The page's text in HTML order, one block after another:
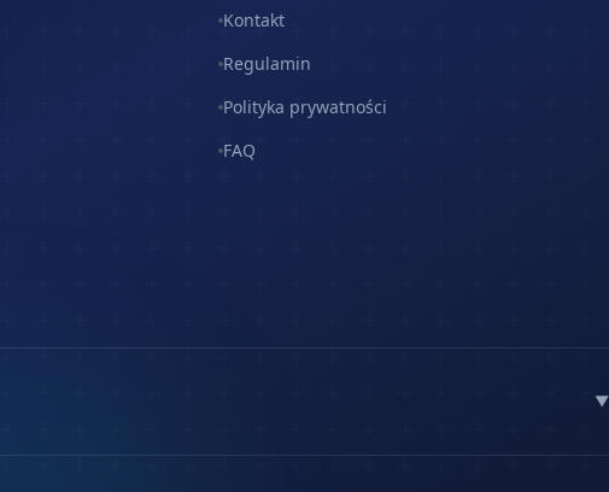
Kontakt
Regulamin
Polityka prywatności
FAQ
▼